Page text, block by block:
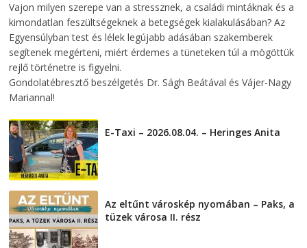
Vajon milyen szerepe van a stressznek, a családi mintáknak és a
kimondatlan feszültségeknek a betegségek kialakulásában? Az
Egyensúlyban test és lélek legújabb adásában szakemberek
segítenek megérteni, miért érdemes a tüneteken túl a mögöttük
rejlő történetre is figyelni.
Gondolatébresztő beszélgetés Dr. Ságh Beátával és Vájer-Nagy
Mariannal!
E-Taxi – 2026.08.04. – Heringes Anita
Az eltűnt városkép nyomában – Paks, a
tüzek városa II. rész